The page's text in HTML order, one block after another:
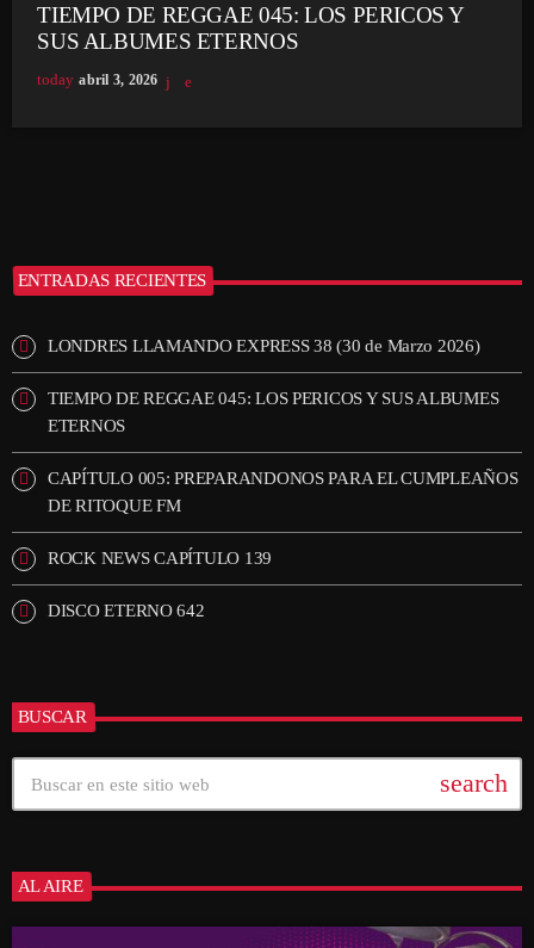
TIEMPO DE REGGAE 045: LOS PERICOS Y
SUS ALBUMES ETERNOS
today abril 3, 2026
ENTRADAS RECIENTES
LONDRES LLAMANDO EXPRESS 38 (30 de Marzo 2026)
TIEMPO DE REGGAE 045: LOS PERICOS Y SUS ALBUMES
ETERNOS
CAPÍTULO 005: PREPARANDONOS PARA EL CUMPLEAÑOS
DE RITOQUE FM
ROCK NEWS CAPÍTULO 139
DISCO ETERNO 642
BUSCAR
search
AL AIRE